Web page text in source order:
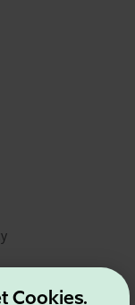
Cookies.